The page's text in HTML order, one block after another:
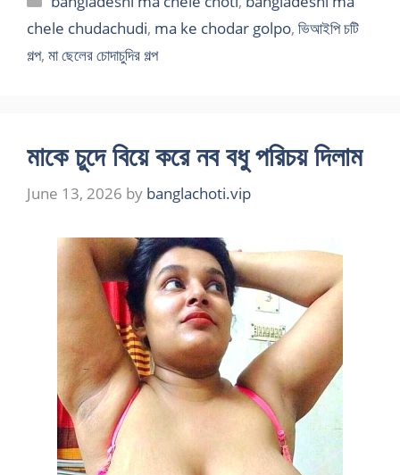
chele chudachudi, ma ke chodar golpo, ভিআইপি চটি
গল্প, মা ছেলের চোদাচুদির গল্প
মাকে চুদে বিয়ে করে নব বধু পরিচয় দিলাম
June 13, 2026 by banglachoti.vip